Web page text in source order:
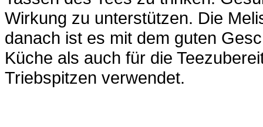
Wirkung zu unterstützen. Die
danach ist es mit dem guten
Küche als auch für die
Triebspitzen verwendet.